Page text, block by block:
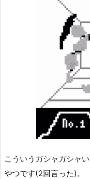
こういうガシャガシャ
やつです(2回言った)。